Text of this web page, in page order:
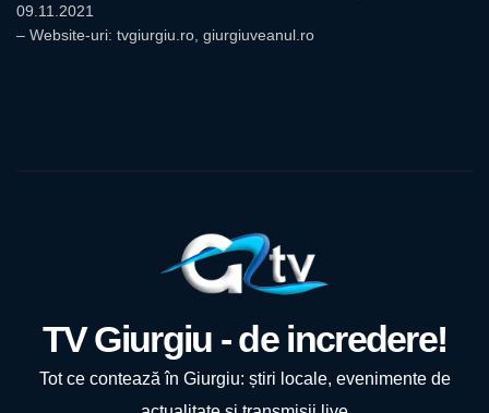
09.11.2021
– Website-uri: tvgiurgiu.ro, giurgiuveanul.ro
TV Giurgiu - de incredere!
Tot ce contează în Giurgiu: știri locale, evenimente de